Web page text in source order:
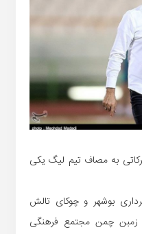
به مصاف تیم لیگ یکی
بوشهر و چوکای تالش
سه شنبه ۲۰ آبان در زمبن چمن مجتمع فرهنگی